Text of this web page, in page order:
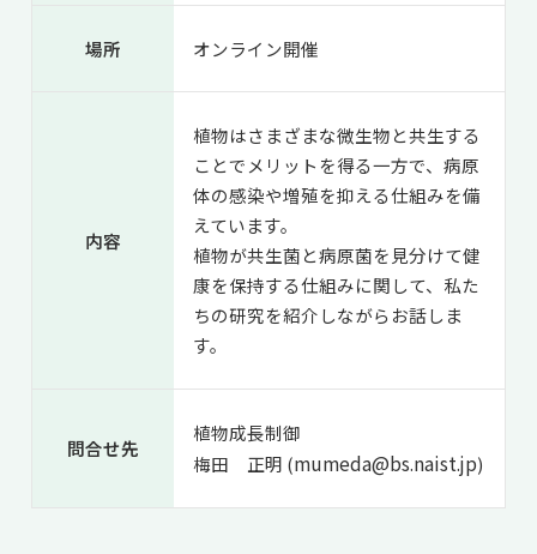
場所 オンライン開催
内容
植物はさまざまな微生物と共生する
ことでメリットを得る一方で、病原
体の感染や増殖を抑える仕組みを備
えています。
植物が共生菌と病原菌を見分けて健
康を保持する仕組みに関して、私た
ちの研究を紹介しながらお話しま
す。
問合せ先
植物成長制御
梅田 正明 (mumeda@bs.naist.jp)